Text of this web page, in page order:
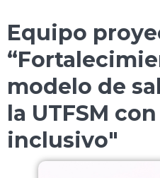
Equipo
modelo de
la UTFSM
inclusivo"